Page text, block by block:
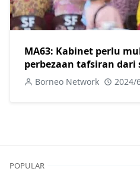
MA63: Kabinet perlu
perbezaan tafsiran
Borneo Network 2024/
POPULAR